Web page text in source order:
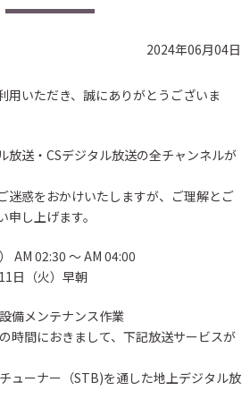
2024年06月04日
用いただき、誠にありがとうございま
放送・CSデジタル放送の全チャンネルが
迷惑をおかけいたしますが、ご理解とご
し上げます。
AM 02:30 ～ AM 04:00
日（火）早朝
備メンテナンス作業
時間におきまして、下記放送サービスが
ューナー（STB)を通した地上デジタル放